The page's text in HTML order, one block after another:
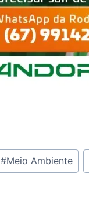
#Meio Ambiente